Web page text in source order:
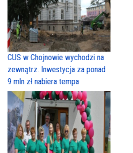
CUS w Chojnowie wychodzi na
zewnątrz. Inwestycja za ponad
9 mln zł nabiera tempa